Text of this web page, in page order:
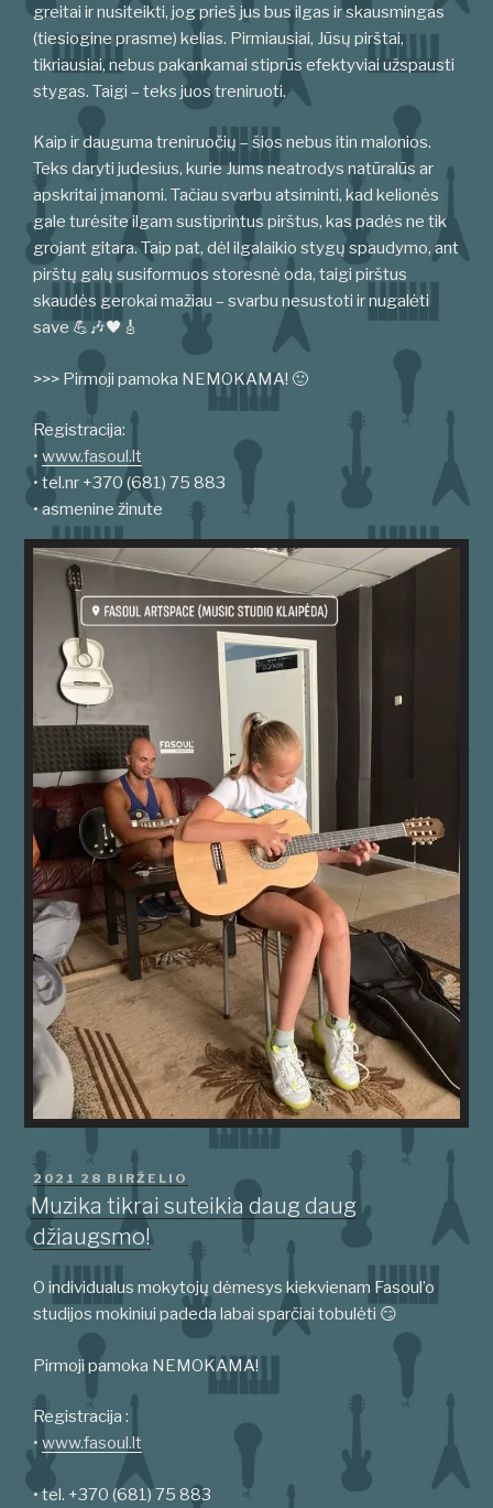
greitai ir nusiteikti, jog prieš jus bus ilgas ir skausmingas
(tiesiogine prasme) kelias. Pirmiausiai, Jūsų pirštai,
tikriausiai, nebus pakankamai stiprūs efektyviai užspausti
stygas. Taigi – teks juos treniruoti.
Kaip ir dauguma treniruočių – šios nebus itin malonios.
Teks daryti judesius, kurie Jums neatrodys natūralūs ar
apskritai įmanomi. Tačiau svarbu atsiminti, kad kelionės
gale turėsite ilgam sustiprintus pirštus, kas padės ne tik
grojant gitara. Taip pat, dėl ilgalaikio stygų spaudymo, ant
pirštų galų susiformuos storesnė oda, taigi pirštus
skaudės gerokai mažiau – svarbu nesustoti ir nugalėti
save 💪🎶🖤🎸
>>> Pirmoji pamoka NEMOKAMA! 🙂
Registracija:
• www.fasoul.lt
• tel.nr +370 (681) 75 883
• asmenine žinute
PASKELBTA
2021 28 BIRŽELIO
Muzika tikrai suteikia daug daug
džiaugsmo!
O individualus mokytojų dėmesys kiekvienam Fasoul’o
studijos mokiniui padeda labai sparčiai tobulėti 😏
Pirmoji pamoka NEMOKAMA!
Registracija :
• www.fasoul.lt
• tel. +370 (681) 75 883